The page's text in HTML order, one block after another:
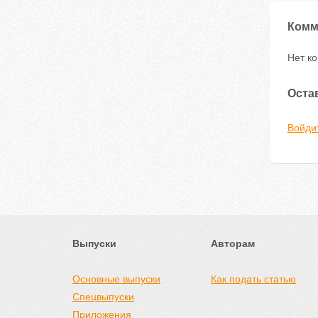
Нет
Выпуски
Основные выпуски
Спецвыпуски
Приложения
Авторам
Как подать статью